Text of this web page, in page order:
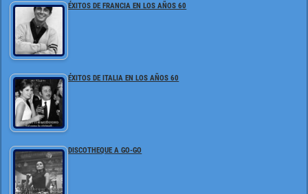
ÉXITOS DE FRANCIA EN LOS AÑOS 60
ÉXITOS DE ITALIA EN LOS AÑOS 60
DISCOTHEQUE A GO-GO